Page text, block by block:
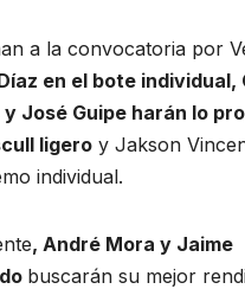
a la convocatoria por
en el bote individual,
y José Guipe harán lo
ligero y Jakson
individual.
, André Mora y Jaime
buscarán su mejor